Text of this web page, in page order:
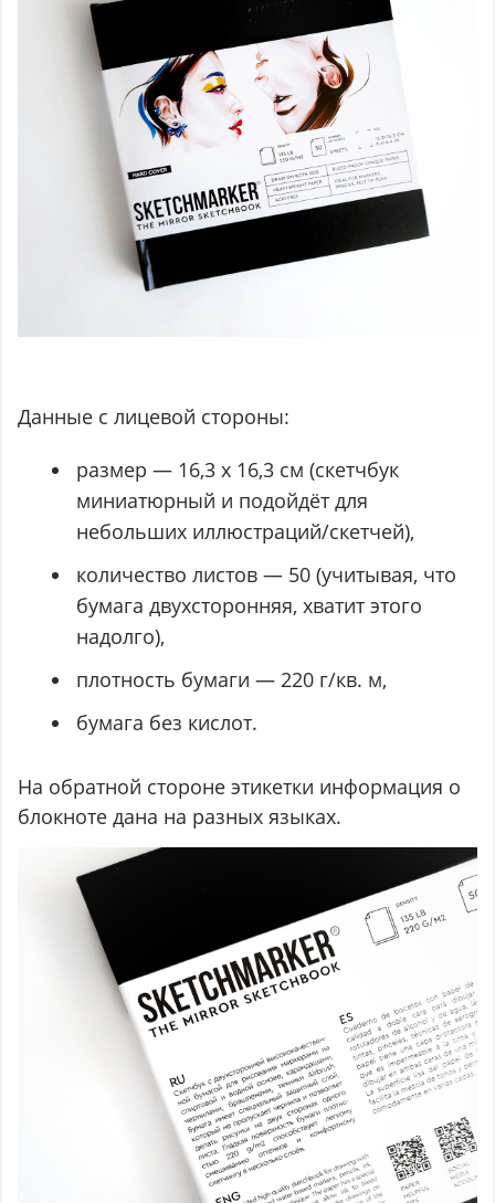
Данные с лицевой стороны:
размер — 16,3 х 16,3 см (скетчбук
миниатюрный и подойдёт для
небольших иллюстраций/скетчей),
количество листов — 50 (учитывая, что
бумага двухсторонняя, хватит этого
надолго),
плотность бумаги — 220 г/кв. м,
бумага без кислот.
На обратной стороне этикетки информация о
блокноте дана на разных языках.